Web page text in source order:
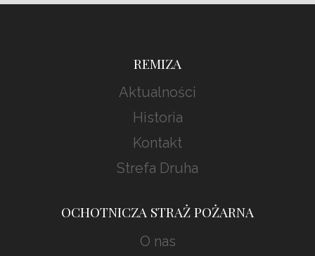
REMIZA
Aktualności
Historia
Kontakt
Strefa Druha
OCHOTNICZA STRAŻ POŻARNA
O nas